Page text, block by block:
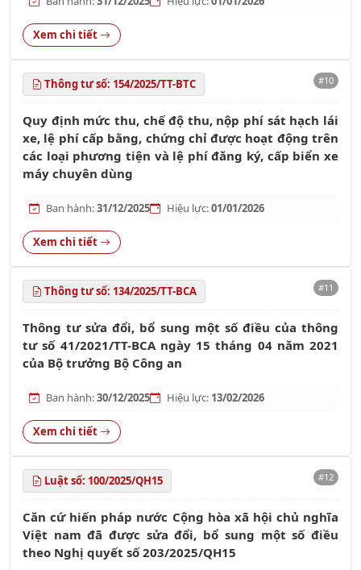
Xem chi tiết
Thông tư số: 154/2025/TT-BTC #10
Quy định mức thu, chế độ thu, nộp phí sát hạch lái
xe, lệ phí cấp bằng, chứng chỉ được hoạt động trên
các loại phương tiện và lệ phí đăng ký, cấp biển xe
máy chuyên dùng
Ban hành:31/12/2025 Hiệu lực:01/01/2026
Xem chi tiết
Thông tư số: 134/2025/TT-BCA #11
Thông tư sửa đổi, bổ sung một số điều của thông
tư số 41/2021/TT-BCA ngày 15 tháng 04 năm 2021
của Bộ trưởng Bộ Công an
Ban hành:30/12/2025 Hiệu lực: 13/02/2026
Xem chi tiết
Luật số: 100/2025/QH15 #12
Căn cứ hiến pháp nước Cộng hòa xã hội chủ nghĩa
Việt nam đã được sửa đổi, bổ sung một số điều
theo Nghị quyết số 203/2025/QH15